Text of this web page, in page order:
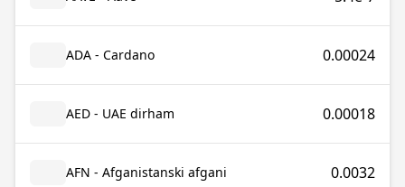
ADA - Cardano 0.00024
AED - UAE dirham 0.00018
AFN - Afganistanski afgani 0.0032